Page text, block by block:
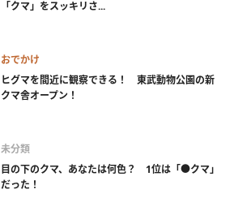
「クマ」をスッキリさ...
おでかけ
ヒグマを間近に観察できる！ 東武動物公園の新
クマ舎オープン！
未分類
目の下のクマ、あなたは何色？ 1位は「●クマ」
だった！